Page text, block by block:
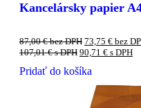
Kancelársky papier
87,00€bez DPH 73,75 € bez
107,01€s DPH 90,71 € s DPH
Pridať do košíka